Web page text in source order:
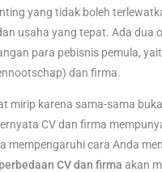
yang tidak boleh
usaha yang tepat. Ada dua
para pebisnis pemula,
dan firma.
mirip karena sama-sama
CV dan firma
mempengaruhi cara Anda
perbedaan CV dan firma akan